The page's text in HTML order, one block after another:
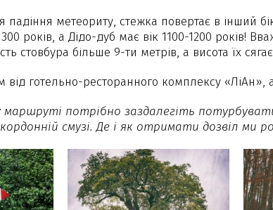
падіння метеориту, стежка повертає в інший
років, а Дідо-дуб має вік 1100-1200 років!
стовбура більше 9-ти метрів, а висота їх
від готельно-ресторанного комплексу «ЛіАн»,
маршруті потрібно заздалегіть
смузі. Де і як отримати дозвіл ми